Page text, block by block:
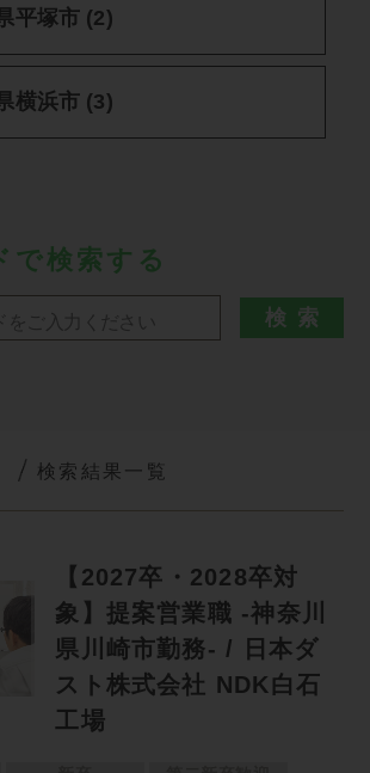
平塚市 (2)
横浜市 (3)
で検索する
検索結果一覧
【2027卒・2028卒対
象】提案営業職 -神奈川
県川崎市勤務- / 日本ダ
スト株式会社 NDK白石
工場